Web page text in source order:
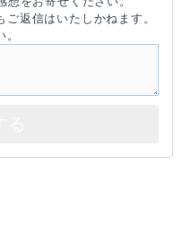
返信はいたしかねます。